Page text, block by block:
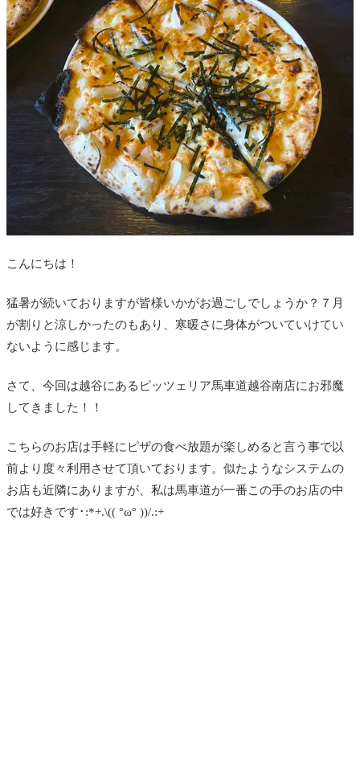
こんにちは！
猛暑が続いておりますが皆様いかがお過ごしでしょうか？７月
が割りと涼しかったのもあり、寒暖さに身体がついていけてい
ないように感じます。
さて、今回は越谷にあるピッツェリア馬車道越谷南店にお邪魔
してきました！！
こちらのお店は手軽にピザの食べ放題が楽しめると言う事で以
前より度々利用させて頂いております。似たようなシステムの
お店も近隣にありますが、私は馬車道が一番この手のお店の中
では好きです･:*+.\(( °ω° ))/.:+